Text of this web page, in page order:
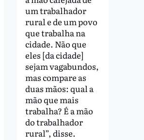
um trabalhador
rural e de um povo
que trabalha na
cidade. Não que
eles [da cidade]
sejam vagabundos,
mas compare as
duas mãos: qual a
mão que mais
trabalha? É a mão
do trabalhador
rural”, disse.